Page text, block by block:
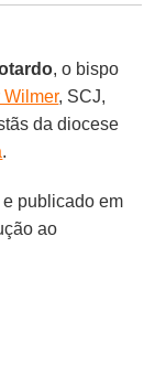
, o bispo
Wilmer, SCJ,
da diocese
.
publicado em
ao